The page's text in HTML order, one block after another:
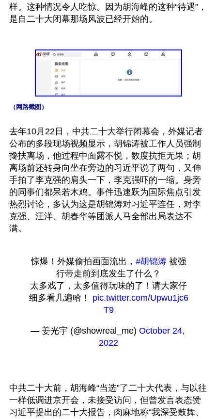
样。这种情况令人吃惊。因为胡海峰的这种“待遇”，
是自二十大闭幕那场风波已经开始的。
（网路截图）
去年10月22日，中共二十大举行闭幕会，外媒记者
公布的多段现场视频显示，胡锦涛被工作人员强制
搀扶离场，他过程中面露不悦，数度抗拒无果；胡
离场前还转身向坐在旁边的习近平说了两句，又伸
手拍了李克强的肩头一下，李克强吓的一缩。身旁
的同事们都呆若木鸡。事件迅速跃为国际焦点引发
热烈讨论，多认为这是胡锦涛对习近平连任，对李
克强、汪洋、胡春华等团派人马全部出局表达不
惊爆！外媒偷拍画面流出， #胡锦涛 被强
行带走前到底发生了什么？
太多戏了，太多值得玩味的了！请大家仔
细多看几遍哈！ pic.twitter.com/Upwu1jc6
T9
— 姜光宇 (@showreal_me) October 24,
2022
中共二十大前，胡海峰“当选”了二十大代表，与以往
一样低调进京开会，未接受访问，但曾发言表态赞
习近平提出的二十大报告，肉麻地称“我深受鼓舞、